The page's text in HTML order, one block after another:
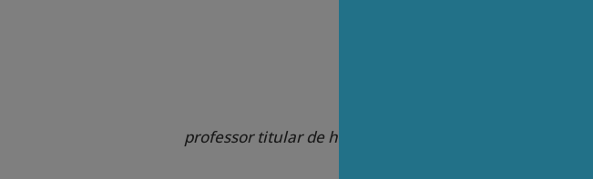
professor titular de história contemporânea na